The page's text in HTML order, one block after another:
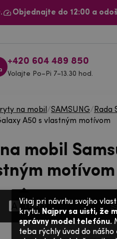
Objednajte do 12:00 a
+420 604 489 850
Volajte Po–Pi 7–13.30 hod.
na mobil /SAMSUNG/ Rada
A50 s vlastným motívom
mobil
motívom
TEXTY
Vitaj pri návrhu svojho
krytu. Najprv sa uisti, že
správny model telefónu.
teba rýchly úvod do nášho